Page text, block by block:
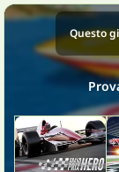
Questo